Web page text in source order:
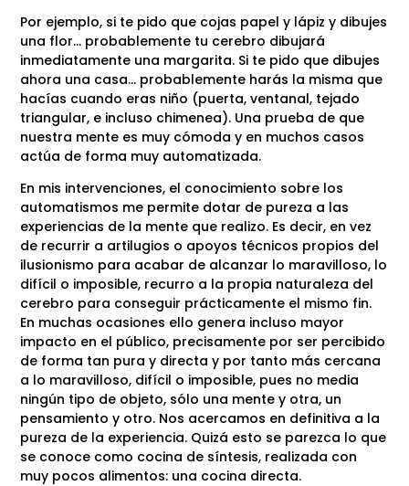
Por ejemplo, si te pido que cojas papel y lápiz y dibujes
una flor… probablemente tu cerebro dibujará
inmediatamente una margarita. Si te pido que dibujes
ahora una casa… probablemente harás la misma que
hacías cuando eras niño (puerta, ventanal, tejado
triangular, e incluso chimenea). Una prueba de que
nuestra mente es muy cómoda y en muchos casos
actúa de forma muy automatizada.
En mis intervenciones, el conocimiento sobre los
automatismos me permite dotar de pureza a las
experiencias de la mente que realizo. Es decir, en vez
de recurrir a artilugios o apoyos técnicos propios del
ilusionismo para acabar de alcanzar lo maravilloso, lo
difícil o imposible, recurro a la propia naturaleza del
cerebro para conseguir prácticamente el mismo fin.
En muchas ocasiones ello genera incluso mayor
impacto en el público, precisamente por ser percibido
de forma tan pura y directa y por tanto más cercana
a lo maravilloso, difícil o imposible, pues no media
ningún tipo de objeto, sólo una mente y otra, un
pensamiento y otro. Nos acercamos en definitiva a la
pureza de la experiencia. Quizá esto se parezca lo que
se conoce como cocina de síntesis, realizada con
muy pocos alimentos: una cocina directa.